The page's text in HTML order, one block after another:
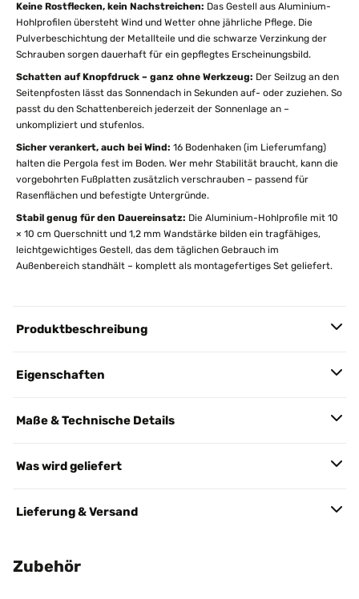
Keine Rostflecken, kein Nachstreichen: Das Gestell aus Aluminium-
Hohlprofilen übersteht Wind und Wetter ohne jährliche Pflege. Die
Pulverbeschichtung der Metallteile und die schwarze Verzinkung der
Schrauben sorgen dauerhaft für ein gepflegtes Erscheinungsbild.
Schatten auf Knopfdruck – ganz ohne Werkzeug: Der Seilzug an den
Seitenpfosten lässt das Sonnendach in Sekunden auf- oder zuziehen. So
passt du den Schattenbereich jederzeit der Sonnenlage an –
unkompliziert und stufenlos.
Sicher verankert, auch bei Wind: 16 Bodenhaken (im Lieferumfang)
halten die Pergola fest im Boden. Wer mehr Stabilität braucht, kann die
vorgebohrten Fußplatten zusätzlich verschrauben – passend für
Rasenflächen und befestigte Untergründe.
Stabil genug für den Dauereinsatz: Die Aluminium-Hohlprofile mit 10
× 10 cm Querschnitt und 1,2 mm Wandstärke bilden ein tragfähiges,
leichtgewichtiges Gestell, das dem täglichen Gebrauch im
Außenbereich standhält – komplett als montagefertiges Set geliefert.
Produktbeschreibung
Eigenschaften
Maße & Technische Details
Was wird geliefert
Lieferung & Versand
Zubehör